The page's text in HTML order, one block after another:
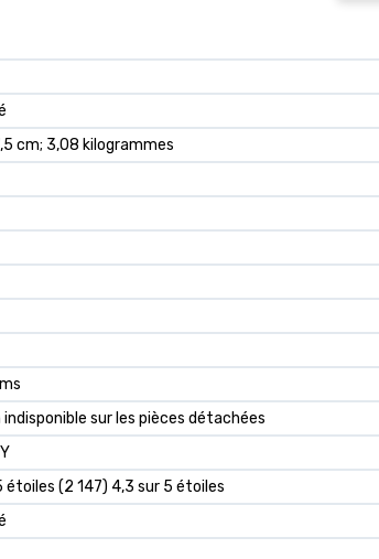
cm; 3,08 kilogrammes
sur les pièces détachées
étoiles (2 147) 4,3 sur 5 étoiles